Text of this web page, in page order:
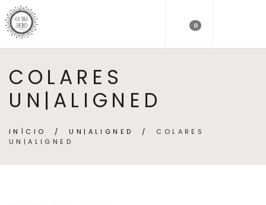
0
COLARES
UN|ALIGNED
INÍCIO / UN|ALIGNED / COLARES
UN|ALIGNED